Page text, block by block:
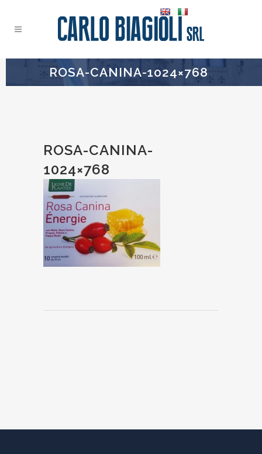
ROSA-CANINA-1024×768
ROSA-CANINA-
1024×768